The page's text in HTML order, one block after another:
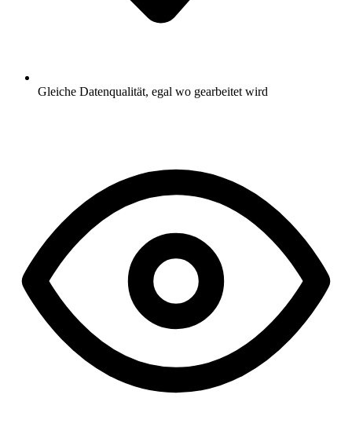
Gleiche Datenqualität, egal wo gearbeitet wird